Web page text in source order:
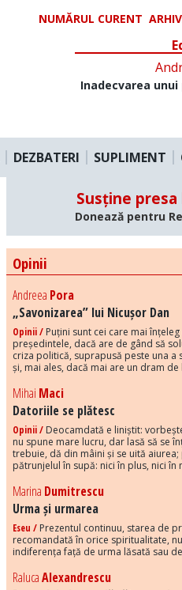
NUMĂRUL CURENT
Inadecvarea
DEZBATERI SUPLIMENT
Susține presa
Donează pentru
Opinii
Andreea Pora
„Savonizarea” lui Nicușor Dan
Opinii / Puțini sunt cei care mai înțeleg
președintele, dacă are de gând să
criza politică, suprapusă peste una a
și, mai ales, dacă mai are un dram
Mihai Maci
Datoriile se plătesc
Opinii / Deocamdată e liniștit:
nu spune mare lucru, dar lasă să se
trebuie, dă din mâini și se uită aiurea;
pătrunjelul în supă: nici în plus, nici în
Marina Dumitrescu
Urma și urmarea
Eseu / Prezentul continuu, starea de
recomandată în orice spiritualitate,
indiferența față de urma lăsată sau
RalucaAlexandrescu